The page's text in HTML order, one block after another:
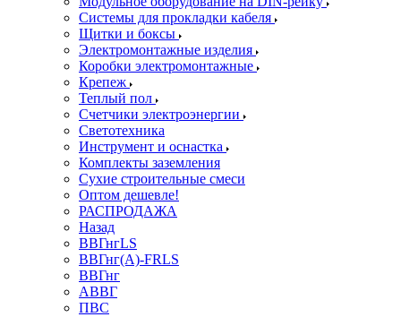
Системы для прокладки кабеля
Щитки и боксы
Электромонтажные изделия
Коробки электромонтажные
Крепеж
Теплый пол
Счетчики электроэнергии
Светотехника
Инструмент и оснастка
Комплекты заземления
Сухие строительные смеси
Оптом дешевле!
РАСПРОДАЖА
Назад
ВВГнгLS
ВВГнг(А)-FRLS
ВВГнг
АВВГ
ПВС